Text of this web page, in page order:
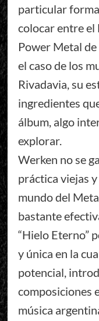
particular
colocar entre el
Power Metal
el caso de los
Rivadavia, su
ingredientes
álbum, algo
explorar.
Werken no se
práctica viejas
mundo del
bastante
“Hielo Eterno”
y única en la
potencial,
composiciones
música